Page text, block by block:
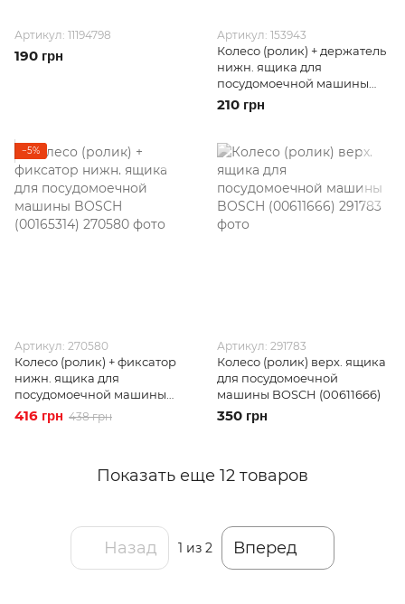
Артикул: 11194798
190 грн
Артикул: 153943
Колесо (ролик) + держатель
нижн. ящика для
посудомоечной машины
ELECTROLUX (956532006)
210 грн
−5%
Артикул: 270580
Колесо (ролик) + фиксатор
нижн. ящика для
посудомоечной машины
BOSCH (00165314)
416 грн 438 грн
Артикул: 291783
Колесо (ролик) верх. ящика
для посудомоечной
машины BOSCH (00611666)
350 грн
Показать еще 12 товаров
Назад 1 из 2 Вперед